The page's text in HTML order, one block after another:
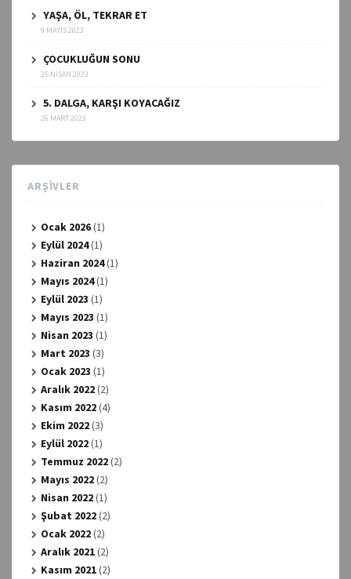
YAŞA, ÖL, TEKRAR ET
9 MAYIS 2023
ÇOCUKLUĞUN SONU
25 NISAN 2023
5. DALGA, KARŞI KOYACAĞIZ
26 MART 2023
ARŞIVLER
Ocak 2026(1)
Eylül 2024(1)
Haziran 2024(1)
Mayıs 2024(1)
Eylül 2023 (1)
Mayıs 2023 (1)
Nisan 2023 (1)
Mart 2023 (3)
Ocak 2023 (1)
Aralık 2022(2)
Kasım 2022(4)
Ekim 2022(3)
Eylül 2022(1)
Temmuz 2022(2)
Mayıs 2022(2)
Nisan 2022(1)
Şubat 2022(2)
Ocak 2022(2)
Aralık 2021(2)
Kasım 2021(2)